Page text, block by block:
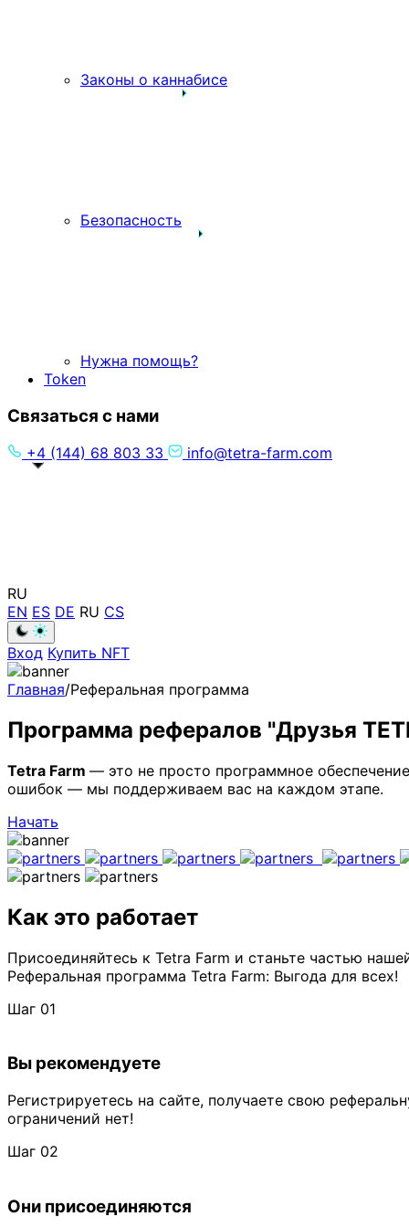
Законы о каннабисе
Безопасность
Нужна помощь?
Token
Связаться с нами
+4 (144) 68 803 33 info@tetra-farm.com
RU
EN ES DE RU CS
Вход Купить NFT
Главная/Реферальная программа
Программа рефералов "Друзья
Tetra Farm — это не просто программное
ошибок — мы поддерживаем вас на каждом этапе.
Начать
Как это работает
Присоединяйтесь к Tetra Farm и станьте частью
Реферальная программа Tetra Farm: Выгода для всех!
Шаг 01
Вы рекомендуете
Регистрируетесь на сайте, получаете свою
ограничений нет!
Шаг 02
Они присоединяются